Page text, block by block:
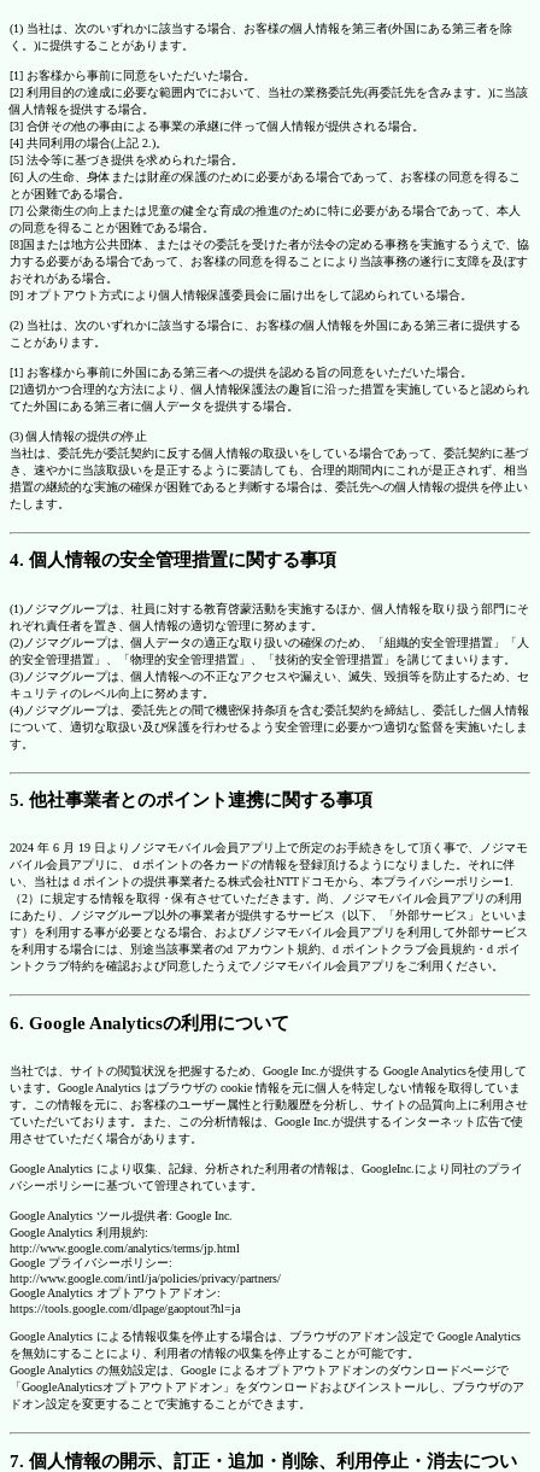
(1) 当社は、次のいずれかに該当する場合、お客様の個人情報を第三者(外国にある第三者を除
く。)に提供することがあります。
[1] お客様から事前に同意をいただいた場合。
[2] 利用目的の達成に必要な範囲内でにおいて、当社の業務委託先(再委託先を含みます。)に当該
個人情報を提供する場合。
[3] 合併その他の事由による事業の承継に伴って個人情報が提供される場合。
[4] 共同利用の場合(上記 2.)。
[5] 法令等に基づき提供を求められた場合。
[6] 人の生命、身体または財産の保護のために必要がある場合であって、お客様の同意を得るこ
とが困難である場合。
[7] 公衆衛生の向上または児童の健全な育成の推進のために特に必要がある場合であって、本人
の同意を得ることが困難である場合。
[8]国または地方公共団体、またはその委託を受けた者が法令の定める事務を実施するうえで、協
力する必要がある場合であって、お客様の同意を得ることにより当該事務の遂行に支障を及ぼす
おそれがある場合。
[9] オプトアウト方式により個人情報保護委員会に届け出をして認められている場合。
(2) 当社は、次のいずれかに該当する場合に、お客様の個人情報を外国にある第三者に提供する
ことがあります。
[1] お客様から事前に外国にある第三者への提供を認める旨の同意をいただいた場合。
[2]適切かつ合理的な方法により、個人情報保護法の趣旨に沿った措置を実施していると認められ
てた外国にある第三者に個人データを提供する場合。
(3) 個人情報の提供の停止
当社は、委託先が委託契約に反する個人情報の取扱いをしている場合であって、委託契約に基づ
き、速やかに当該取扱いを是正するように要請しても、合理的期間内にこれが是正されず、相当
措置の継続的な実施の確保が困難であると判断する場合は、委託先への個人情報の提供を停止い
たします。
4. 個人情報の安全管理措置に関する事項
(1)ノジマグループは、社員に対する教育啓蒙活動を実施するほか、個人情報を取り扱う部門にそ
れぞれ責任者を置き、個人情報の適切な管理に努めます。
(2)ノジマグループは、個人データの適正な取り扱いの確保のため、「組織的安全管理措置」「人
的安全管理措置」、「物理的安全管理措置」、「技術的安全管理措置」を講じてまいります。
(3)ノジマグループは、個人情報への不正なアクセスや漏えい、滅失、毀損等を防止するため、セ
キュリティのレベル向上に努めます。
(4)ノジマグループは、委託先との間で機密保持条項を含む委託契約を締結し、委託した個人情報
について、適切な取扱い及び保護を行わせるよう安全管理に必要かつ適切な監督を実施いたしま
す。
5. 他社事業者とのポイント連携に関する事項
2024 年 6 月 19 日よりノジマモバイル会員アプリ上で所定のお手続きをして頂く事で、ノジマモ
バイル会員アプリに、ｄポイントの各カードの情報を登録頂けるようになりました。それに伴
い、当社は d ポイントの提供事業者たる株式会社NTTドコモから、本プライバシーポリシー1.
（2）に規定する情報を取得・保有させていただきます。尚、ノジマモバイル会員アプリの利用
にあたり、ノジマグループ以外の事業者が提供するサービス（以下、「外部サービス」といいま
す）を利用する事が必要となる場合、およびノジマモバイル会員アプリを利用して外部サービス
を利用する場合には、別途当該事業者のd アカウント規約、d ポイントクラブ会員規約・d ポイ
ントクラブ特約を確認および同意したうえでノジマモバイル会員アプリをご利用ください。
6. Google Analyticsの利用について
当社では、サイトの閲覧状況を把握するため、Google Inc.が提供する Google Analyticsを使用して
います。Google Analytics はブラウザの cookie 情報を元に個人を特定しない情報を取得していま
す。この情報を元に、お客様のユーザー属性と行動履歴を分析し、サイトの品質向上に利用させ
ていただいております。また、この分析情報は、Google Inc.が提供するインターネット広告で使
用させていただく場合があります。
Google Analytics により収集、記録、分析された利用者の情報は、GoogleInc.により同社のプライ
バシーポリシーに基づいて管理されています。
Google Analytics ツール提供者: Google Inc.
Google Analytics 利用規約:
http://www.google.com/analytics/terms/jp.html
Google プライバシーポリシー:
http://www.google.com/intl/ja/policies/privacy/partners/
Google Analytics オプトアウトアドオン:
https://tools.google.com/dlpage/gaoptout?hl=ja
Google Analytics による情報収集を停止する場合は、ブラウザのアドオン設定で Google Analytics
を無効にすることにより、利用者の情報の収集を停止することが可能です。
Google Analytics の無効設定は、Google によるオプトアウトアドオンのダウンロードページで
「GoogleAnalyticsオプトアウトアドオン」をダウンロードおよびインストールし、ブラウザのア
ドオン設定を変更することで実施することができます。
7. 個人情報の開示、訂正・追加・削除、利用停止・消去につい